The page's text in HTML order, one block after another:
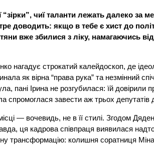
“зірки”, чиї таланти лежать далеко
доводить: якщо в тебе є хист до
вже збилися з ліку, намагаючись
нагадує строкатий калейдоскоп, де
як вірна “права рука” та незмінний
пані Ірина не розгубилася: їй довірили
спромоглася завести аж трьох депутатів
— вочевидь, не в її стилі. Згодом
ця кадрова співпраця виявилася
трансформацію: колишня соратниця